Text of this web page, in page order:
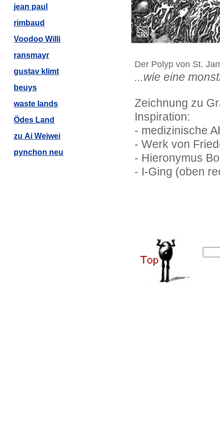
jean paul
rimbaud
Voodoo Willi
ransmayr
gustav klimt
beuys
waste lands
Ödes Land
zu Ai Weiwei
pynchon neu
Der Polyp von St.
...wie eine
Zeichnung zu
Inspiration:
- medizinische
- Werk von
- Hieronymus
- I-Ging (oben